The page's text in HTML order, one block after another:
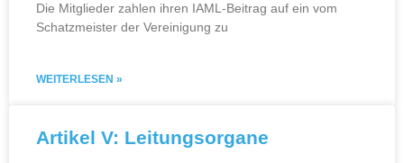
Die Mitglieder zahlen ihren IAML‑Beitrag auf ein vom
Schatzmeister der Vereinigung zu
WEITERLESEN »
Artikel V: Leitungsorgane